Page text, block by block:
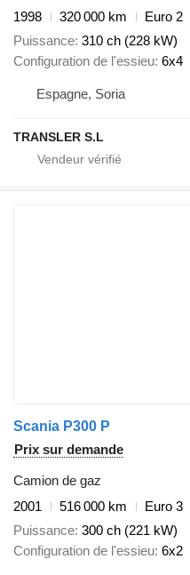
1998
320 000 km
Euro 2
Puissance 310 ch (228 kW)
Configuration de l'essieu 6x4
Espagne, Soria
TRANSLER S.L
Scania P300 P
Prix sur demande
Camion de gaz
2001
516 000 km
Euro 3
Puissance 300 ch (221 kW)
Configuration de l'essieu 6x2